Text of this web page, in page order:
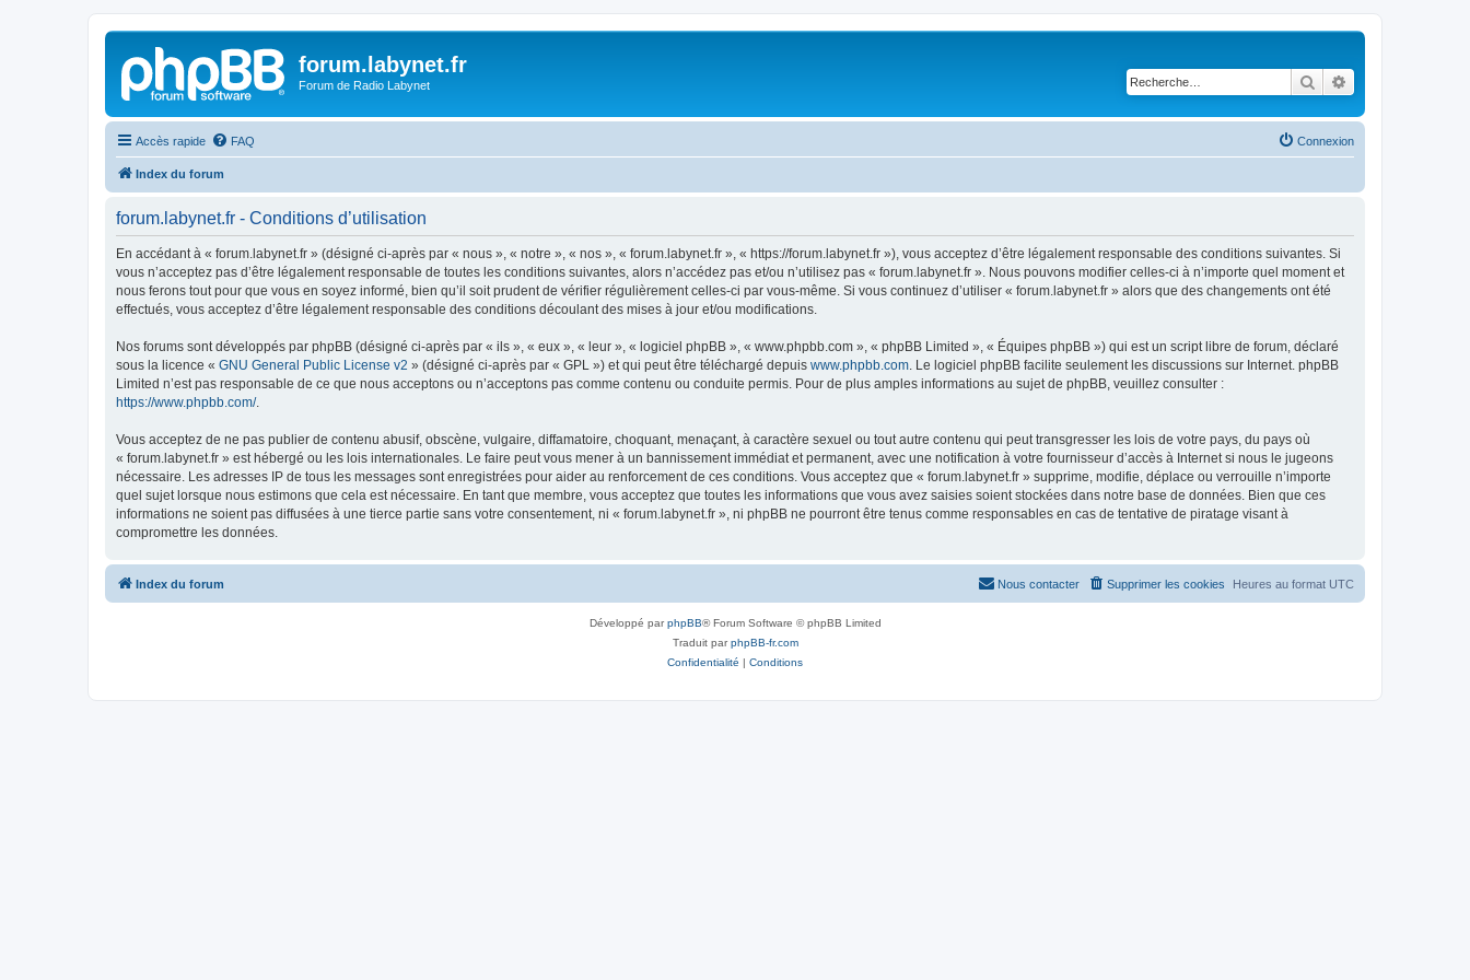
forum.labynet.fr
Forum de Radio Labynet Rechercher
Accès rapide FAQ Connexion
Index du forum
forum.labynet.fr - Conditions d’utilisation
En accédant à « forum.labynet.fr » (désigné ci-après par « nous », « notre », « nos », « forum.labynet.fr », « https://forum.labynet.fr »), vous acceptez d’être légalement responsable des conditions suivantes. Si
vous n’acceptez pas d’être légalement responsable de toutes les conditions suivantes, alors n’accédez pas et/ou n’utilisez pas « forum.labynet.fr ». Nous pouvons modifier celles-ci à n’importe quel moment et
nous ferons tout pour que vous en soyez informé, bien qu’il soit prudent de vérifier régulièrement celles-ci par vous-même. Si vous continuez d’utiliser « forum.labynet.fr » alors que des changements ont été
effectués, vous acceptez d’être légalement responsable des conditions découlant des mises à jour et/ou modifications.
Nos forums sont développés par phpBB (désigné ci-après par « ils », « eux », « leur », « logiciel phpBB », « www.phpbb.com », « phpBB Limited », « Équipes phpBB ») qui est un script libre de forum, déclaré
sous la licence « GNU General Public License v2 » (désigné ci-après par « GPL ») et qui peut être téléchargé depuis www.phpbb.com . Le logiciel phpBB facilite seulement les discussions sur Internet. phpBB
Limited n’est pas responsable de ce que nous acceptons ou n’acceptons pas comme contenu ou conduite permis. Pour de plus amples informations au sujet de phpBB, veuillez consulter :
https://www.phpbb.com/.
Vous acceptez de ne pas publier de contenu abusif, obscène, vulgaire, diffamatoire, choquant, menaçant, à caractère sexuel ou tout autre contenu qui peut transgresser les lois de votre pays, du pays où
« forum.labynet.fr » est hébergé ou les lois internationales. Le faire peut vous mener à un bannissement immédiat et permanent, avec une notification à votre fournisseur d’accès à Internet si nous le jugeons
nécessaire. Les adresses IP de tous les messages sont enregistrées pour aider au renforcement de ces conditions. Vous acceptez que « forum.labynet.fr » supprime, modifie, déplace ou verrouille n’importe
quel sujet lorsque nous estimons que cela est nécessaire. En tant que membre, vous acceptez que toutes les informations que vous avez saisies soient stockées dans notre base de données. Bien que ces
informations ne soient pas diffusées à une tierce partie sans votre consentement, ni « forum.labynet.fr », ni phpBB ne pourront être tenus comme responsables en cas de tentative de piratage visant à
compromettre les données.
Index du forum Heures au format UTC
Supprimer les cookies
Nous contacter
Développé parphpBB® Forum Software © phpBB Limited
Traduit parphpBB-fr.com
Confidentialité | Conditions